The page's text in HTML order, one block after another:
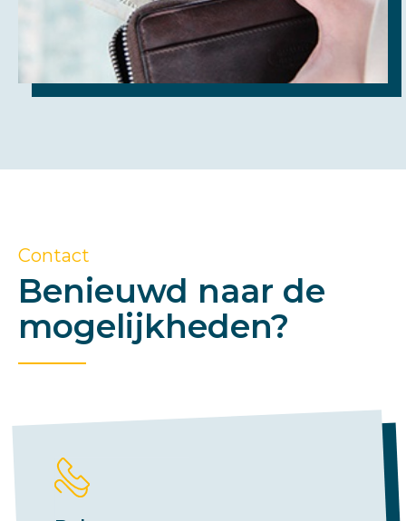
Contact
Benieuwd naar de
mogelijkheden?